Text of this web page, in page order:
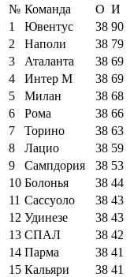
№ Команда О И
1
Ювентус 38 90
2
Наполи 38 79
3
Аталанта 38 69
4
Интер М 38 69
5
Милан 38 68
6
Рома 38 66
7
Торино 38 63
8
Лацио 38 59
9
Сампдория 38 53
10 Болонья 38 44
11 Сассуоло 38 43
12 Удинезе 38 43
13 СПАЛ 38 42
14 Парма 38 41
15 Кальяри 38 41